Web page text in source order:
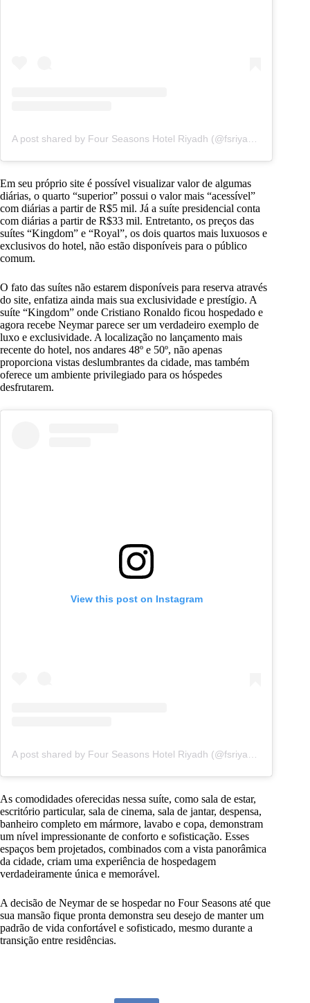
Em seu próprio site é possível visualizar valor de algumas
diárias, o quarto “superior” possui o valor mais “acessível”
com diárias a partir de R$5 mil. Já a suíte presidencial conta
com diárias a partir de R$33 mil. Entretanto, os preços das
suítes “Kingdom” e “Royal”, os dois quartos mais luxuosos e
exclusivos do hotel, não estão disponíveis para o público
comum.
O fato das suítes não estarem disponíveis para reserva através
do site, enfatiza ainda mais sua exclusividade e prestígio. A
suíte “Kingdom” onde Cristiano Ronaldo ficou hospedado e
agora recebe Neymar parece ser um verdadeiro exemplo de
luxo e exclusividade. A localização no lançamento mais
recente do hotel, nos andares 48º e 50º, não apenas
proporciona vistas deslumbrantes da cidade, mas também
oferece um ambiente privilegiado para os hóspedes
desfrutarem.
View this post on Instagram
As comodidades oferecidas nessa suíte, como sala de estar,
escritório particular, sala de cinema, sala de jantar, despensa,
banheiro completo em mármore, lavabo e copa, demonstram
um nível impressionante de conforto e sofisticação. Esses
espaços bem projetados, combinados com a vista panorâmica
da cidade, criam uma experiência de hospedagem
verdadeiramente única e memorável.
A decisão de Neymar de se hospedar no Four Seasons até que
sua mansão fique pronta demonstra seu desejo de manter um
padrão de vida confortável e sofisticado, mesmo durante a
transição entre residências.